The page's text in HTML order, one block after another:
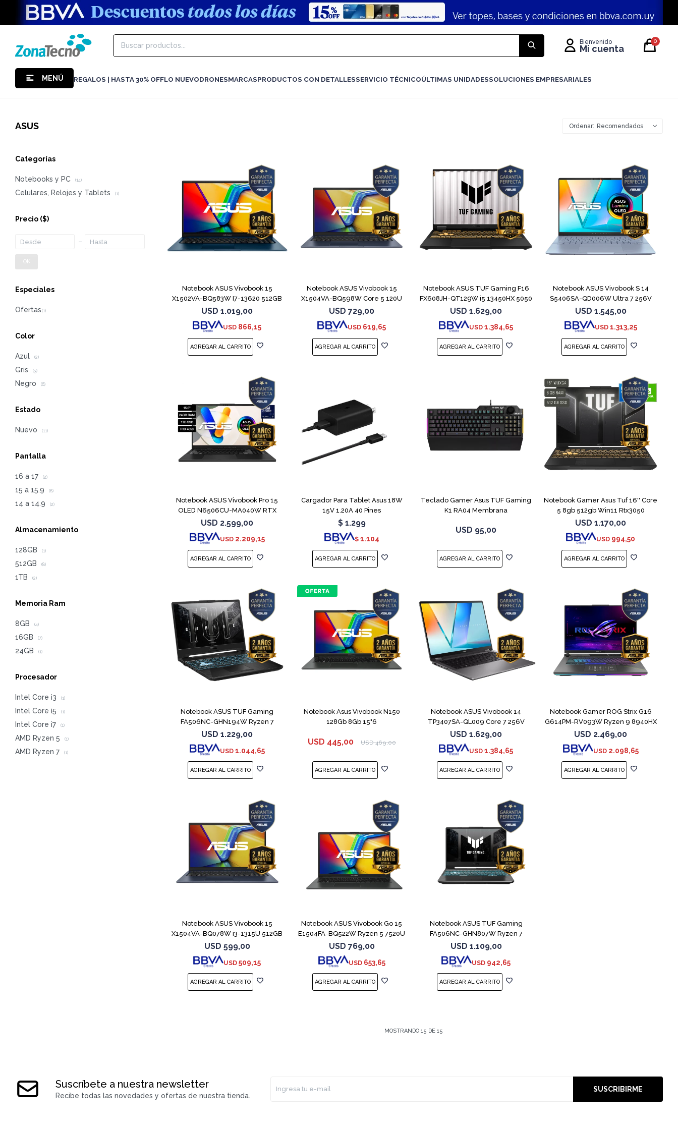
MENÚ REGALOS | HASTA 30% OFFLO NUEVODRONESMARCASPRODUCTOS CON DETALLESSERVICIO TÉCNICOÚLTIMAS UNIDADESSOLUCIONES EMPRESARIALES
0
ASUS Recomendados
Notebook ASUS Vivobook 15
X1502VA-BQ583W I7-13620 512GB
16GB
USD 1.019,00
USD 866,15
Notebook ASUS Vivobook 15
X1504VA-BQ598W Core 5 120U
512GB
USD 729,00
USD 619,65
Notebook ASUS TUF Gaming F16
FX608JH-QT129W i5 13450HX 5050
USD 1.629,00
USD 1.384,65
Notebook ASUS Vivobook S 14
S5406SA-QD006W Ultra 7 256V
1TB
USD 1.545,00
USD 1.313,25
Notebook ASUS Vivobook Pro 15
OLED N6506CU-MA040W RTX
4050
USD 2.599,00
USD 2.209,15
Cargador Para Tablet Asus 18W
15V 1.20A 40 Pines
$ 1.299
$ 1.104
Teclado Gamer Asus TUF Gaming
K1 RA04 Membrana
USD 95,00
Notebook Gamer Asus Tuf 16'' Core
5 8gb 512gb Win11 Rtx3050
USD 1.170,00
USD 994,50
Notebook ASUS TUF Gaming
FA506NC-GHN194W Ryzen 7
7445HS 3050
USD 1.229,00
USD 1.044,65
Notebook Asus Vivobook N150
128Gb 8Gb 15"6
USD 445,00 USD 469,00
Notebook ASUS Vivobook 14
TP3407SA-QL009 Core 7 256V
512GB
USD 1.629,00
USD 1.384,65
Notebook Gamer ROG Strix G16
G614PM-RV093W Ryzen 9 8940HX
1T
USD 2.469,00
USD 2.098,65
Notebook ASUS Vivobook 15
X1504VA-BQ078W i3-1315U 512GB
8GB
USD 599,00
USD 509,15
Notebook ASUS Vivobook Go 15
E1504FA-BQ522W Ryzen 5 7520U
USD 769,00
USD 653,65
Notebook ASUS TUF Gaming
FA506NC-GHN807W Ryzen 7
7445HS 3050
USD 1.109,00
USD 942,65
MOSTRANDO15 DE15
Categorías
Notebooks y PC (14)
Celulares, Relojes y Tablets (1)
Precio ($)
OK
Especiales
Color
Azul (2)
Gris (3)
Negro (6)
Estado
Nuevo (11)
Pantalla
16 a 17 (2)
15 a 15.9 (8)
14 a 14.9 (2)
Almacenamiento
128GB (1)
512GB (8)
1TB (2)
Memoria Ram
8GB (4)
16GB (7)
24GB (1)
Procesador
Intel Core i3 (1)
Intel Core i5 (1)
Intel Core i7 (1)
AMD Ryzen 5 (1)
AMD Ryzen 7 (1)
Suscríbete a nuestra newsletter
Recibe todas las novedades y ofertas de nuestra tienda.
SUSCRIBIRME